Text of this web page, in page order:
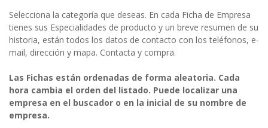
Selecciona la categoría que deseas. En cada Ficha de Empresa
tienes sus Especialidades de producto y un breve resumen de su
historia, están todos los datos de contacto con los teléfonos, e-
mail, dirección y mapa. Contacta y compra.
Las Fichas están ordenadas de forma aleatoria. Cada
hora cambia el orden del listado. Puede localizar una
empresa en el buscador o en la inicial de su nombre de
empresa.